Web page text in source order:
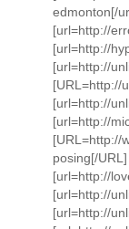
edmonton[/
[url=http://
[url=http://
[url=http://
[URL=http://
[url=http://
[url=http://
[URL=http://
posing[/URL]
[url=http://
[url=http://
[url=http://